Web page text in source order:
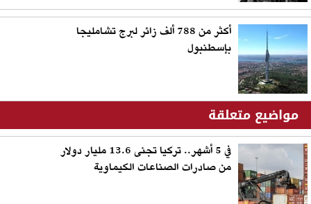
أكثر من 788 ألف زائر لبرج تشامليجا
بإسطنبول
مواضيع متعلقة
في 5 أشهر.. تركيا تجنى 13.6 مليار دولار
من صادرات الصناعات الكيماوية